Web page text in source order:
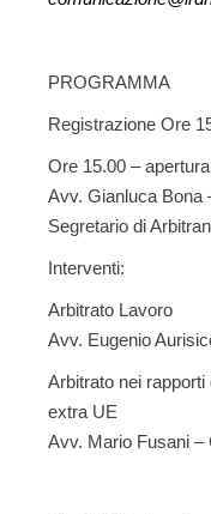
PROGRAMMA
Registrazione Ore
Ore 15.00 –
Avv. Gianluca Bona
Segretario di
Interventi:
Arbitrato Lavoro
Avv. Eugenio
Arbitrato nei
extra UE
Avv. Mario Fusani –